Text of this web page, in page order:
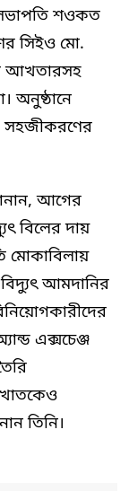
শওকত
সিইও মো.
আখতারসহ
অনুষ্ঠানে
সহজীকরণের
আগের
বিলের দায়
মোকাবিলায়
আমদানির
এক্সচেঞ্জ
খাতকেও
তিনি।